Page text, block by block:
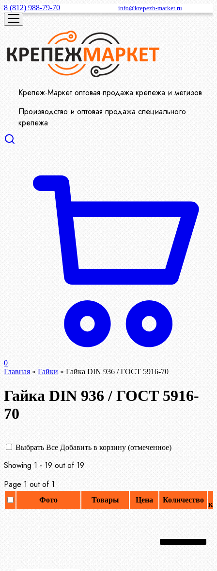
8 (812) 988-79-70 info@krepezh-market.ru
Крепеж-Маркет оптовая продажа крепежа и метизов
Производство и оптовая продажа специального
крепежа
0
Главная » Гайки » Гайка DIN 936 / ГОСТ 5916-70
Гайка DIN 936 / ГОСТ 5916-
70
Выбрать Все Добавить в корзину (отмеченное)
Showing 1 - 19 out of 19
Page 1 out of 1
Фото Товары Цена Количество